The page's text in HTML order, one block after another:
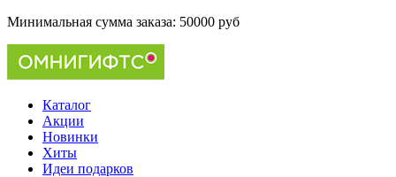
Минимальная сумма заказа: 50000 руб
Каталог
Акции
Новинки
Хиты
Идеи подарков